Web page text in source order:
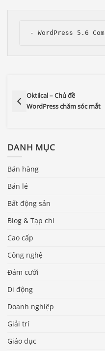
- WordPress 5.6
Oktilcal – Chủ đề
WordPress chăm sóc mắt
DANH MỤC
Bán hàng
Bán lẻ
Bất động sản
Blog & Tạp chí
Cao cấp
Công nghệ
Đám cưới
Di động
Doanh nghiệp
Giải trí
Giáo dục